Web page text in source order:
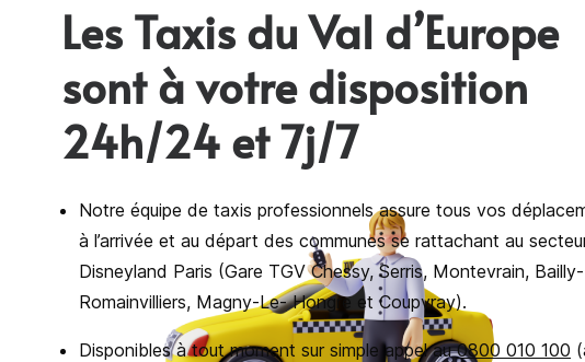
Les Taxis du Val d’Europe
sont à votre disposition
24h/24 et 7j/7
Notre équipe de taxis professionnels assure tous vos
à l’arrivée et au départ des communes se rattachant au
Disneyland Paris (Gare TGV Chessy, Serris, Montevrain, Bailly-
Romainvilliers, Magny-Le- Hongre et Coupvray).
Disponibles à tout moment sur simple appel au0800 010 100